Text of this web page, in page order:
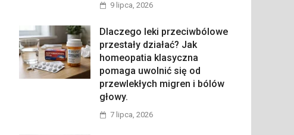
9 lipca, 2026
Dlaczego leki przeciwbólowe
przestały działać? Jak
homeopatia klasyczna
pomaga uwolnić się od
przewlekłych migren i bólów
głowy.
7 lipca, 2026